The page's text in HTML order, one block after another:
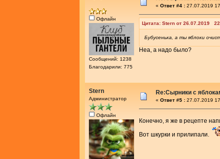
Офлайн
Сообщений: 1238
Благодарили: 775
« Ответ #4 : 27.07.2019
Цитата: Stern от 26.07.2019
Бубусенька, а ты яблоки
Неа, а надо было?
Stern
Администратор
Офлайн
Re:Сырники с
« Ответ #5 : 27.07.2019
Конечно, я же в рецепте
Вот шкурки и прилипали.